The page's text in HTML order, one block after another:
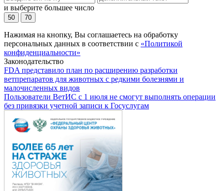
и выберите большее число
50 70
Нажимая на кнопку, Вы соглашаетесь на обработку
персональных данных в соответствии с «Политикой
конфиденциальности»
Законодательство
FDA представило план по расширению разработки
ветпрепаратов для животных с редкими болезнями и
малочисленных видов
Пользователи ВетИС с 1 июля не смогут выполнять операции
без привязки учетной записи к Госуслугам